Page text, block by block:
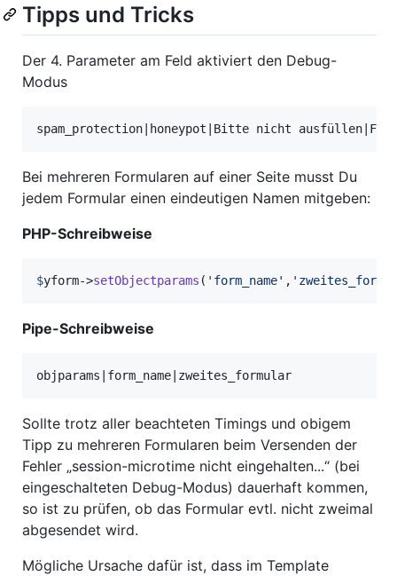
Tipps und Tricks
Der 4. Parameter am Feld aktiviert den Debug-
Modus
Bei mehreren Formularen auf einer Seite musst Du
jedem Formular einen eindeutigen Namen mitgeben:
PHP-Schreibweise
$yform->setObjectparams ( ' form_name' , '
Pipe-Schreibweise
Sollte trotz aller beachteten Timings und obigem
Tipp zu mehreren Formularen beim Versenden der
Fehler „session-microtime nicht eingehalten...“ (bei
eingeschalteten Debug-Modus) dauerhaft kommen,
so ist zu prüfen, ob das Formular evtl. nicht zweimal
abgesendet wird.
Mögliche Ursache dafür ist, dass im Template